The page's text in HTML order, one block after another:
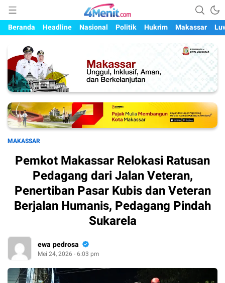
4menit.com
Mengungkap Kisah, Setiap Hari
Beranda
Headline Nasional Politik Hukrim Makassar
MAKASSAR
Pemkot Makassar Relokasi Ratusan
Pedagang dari Jalan Veteran,
Penertiban Pasar Kubis dan Veteran
Berjalan Humanis, Pedagang Pindah
Sukarela
ewa pedrosa
Mei 24, 2026 - 6:03 pm